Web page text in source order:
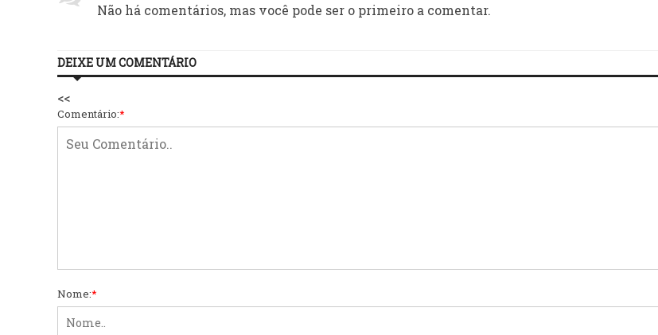
Não há comentários, mas você pode ser o primeiro a comentar.
DEIXE UM COMENTÁRIO
<<
Comentário:*
Nome:*